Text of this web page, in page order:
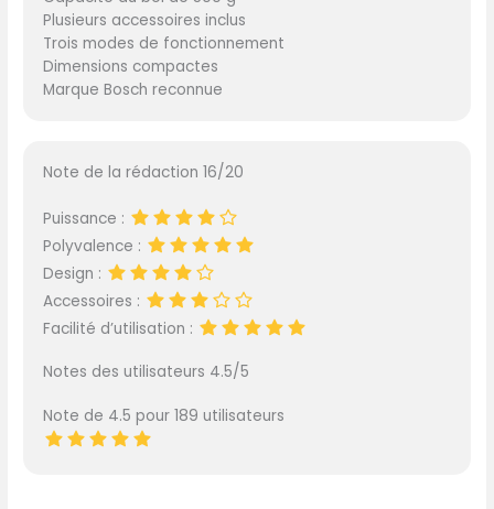
Plusieurs accessoires inclus
Trois modes de fonctionnement
Dimensions compactes
Marque Bosch reconnue
Note de la rédaction 16/20
Puissance :
Polyvalence :
Design :
Accessoires :
Facilité d’utilisation :
Notes des utilisateurs 4.5/5
Note de 4.5 pour 189 utilisateurs